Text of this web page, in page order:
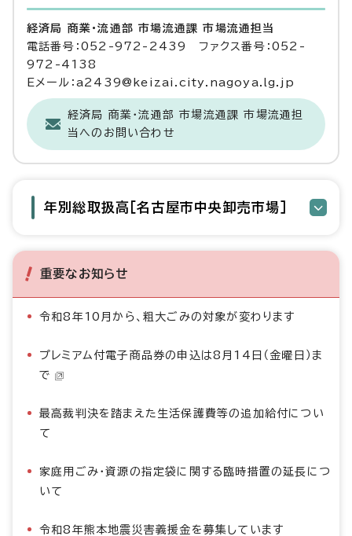
経済局 商業・流通部 市場流通課 市場流通担当
電話番号：052-972-2439 ファクス番号：052-
972-4138
Eメール：a2439@keizai.city.nagoya.lg.jp
経済局 商業・流通部 市場流通課 市場流通担
当へのお問い合わせ
年別総取扱高［名古屋市中央卸売市場］
重要なお知らせ
令和8年10月から、粗大ごみの対象が変わります
プレミアム付電子商品券の申込は8月14日（金曜日）ま
で
最高裁判決を踏まえた生活保護費等の追加給付につい
て
家庭用ごみ・資源の指定袋に関する臨時措置の延長につ
いて
令和8年熊本地震災害義援金を募集しています